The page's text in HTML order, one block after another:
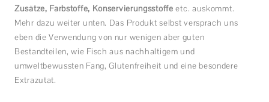
Zusätze, Farbstoffe, Konservierungsstoffe etc. auskommt.
Mehr dazu weiter unten. Das Produkt selbst versprach uns
eben die Verwendung von nur wenigen aber guten
Bestandteilen, wie Fisch aus nachhaltigem und
umweltbewussten Fang, Glutenfreiheit und eine besondere
Extrazutat.